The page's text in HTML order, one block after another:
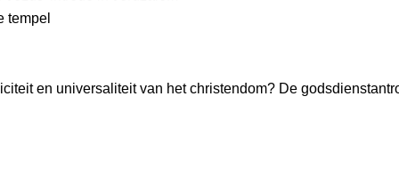
tempel
en universaliteit van het christendom? De